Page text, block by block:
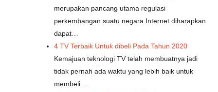
merupakan pancang utama regulasi
perkembangan suatu negara.Internet diharapkan
dapat…
4 TV Terbaik Untuk dibeli Pada Tahun 2020
Kemajuan teknologi TV telah membuatnya jadi
tidak pernah ada waktu yang lebih baik untuk
membeli.…